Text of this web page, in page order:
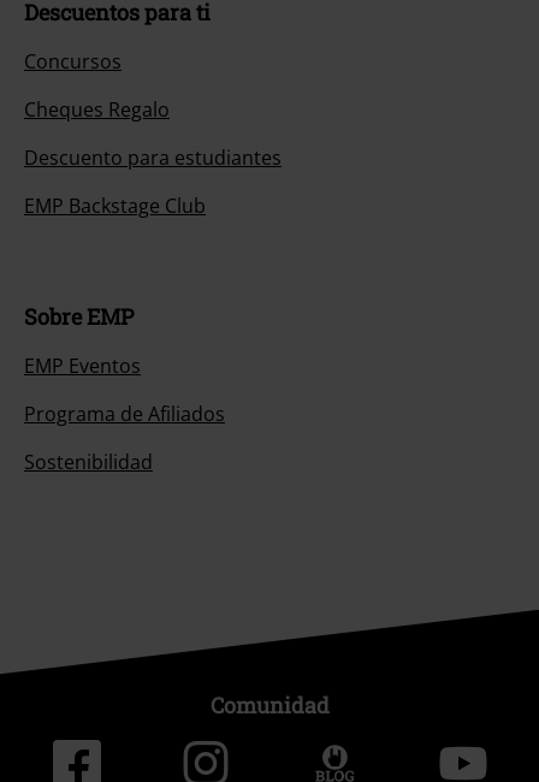
Descuentos para ti
Concursos
Cheques Regalo
Descuento para estudiantes
EMP Backstage Club
Sobre EMP
EMP Eventos
Programa de Afiliados
Sostenibilidad
Comunidad